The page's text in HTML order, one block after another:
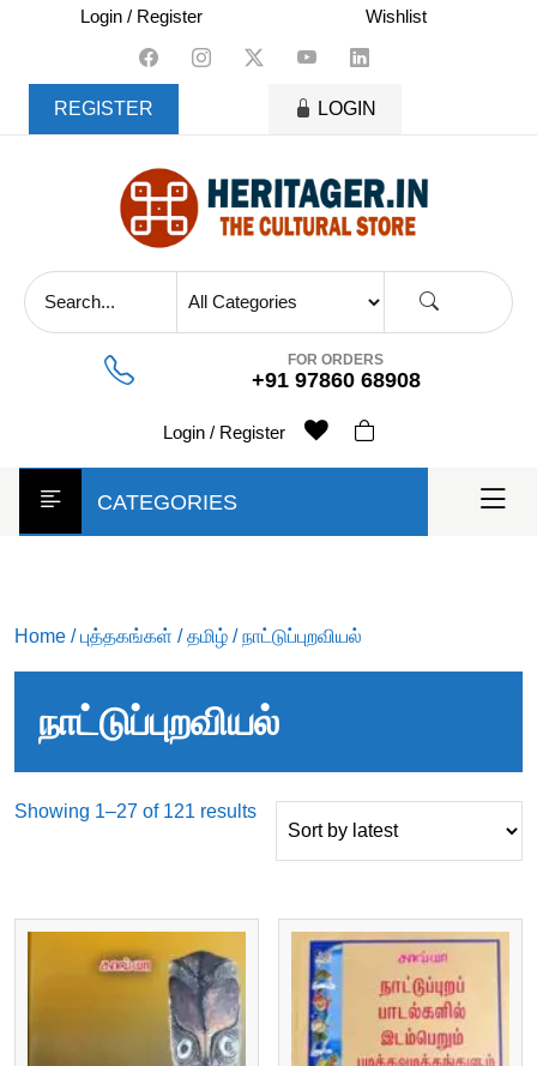
content
Login / Register Wishlist
REGISTER LOGIN
FOR ORDERS
+91 97860 68908
Login / Register
CATEGORIES
Home /புத்தகங்கள் /தமிழ் / நாட்டுப்புறவியல்
நாட்டுப்புறவியல்
Showing 1–27 of 121 resultsSorted